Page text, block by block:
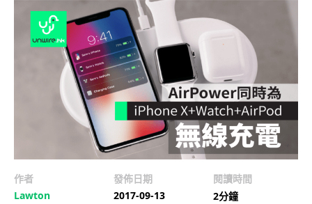
作者
Lawton
發佈日期
2017-09-13
閱讀時間
2分鐘